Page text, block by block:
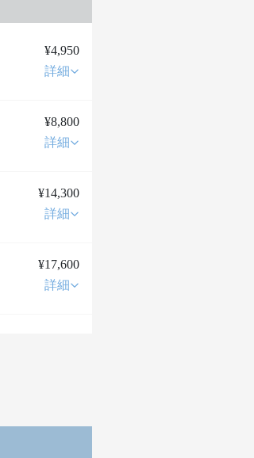
¥4,950
詳細
¥8,800
詳細
¥14,300
詳細
¥17,600
詳細